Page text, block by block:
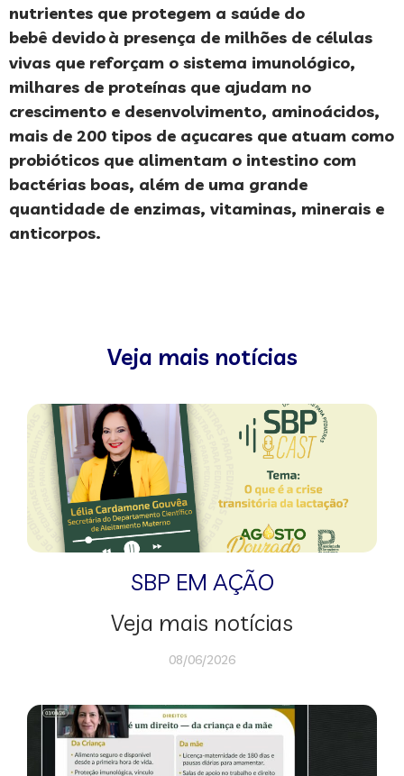
nutrientes que protegem a saúde do
bebê devidoà presença de milhões de células
vivas que reforçam o sistema imunológico,
milhares de proteínas que ajudam no
crescimento e desenvolvimento, aminoácidos,
mais de 200 tipos de açucares que atuam como
probióticos que alimentam o intestino com
bactérias boas, além de uma grande
quantidade de enzimas, vitaminas, minerais e
anticorpos.
Veja mais notícias
SBP EM AÇÃO
Veja mais notícias
08/06/2026